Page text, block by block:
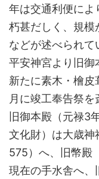
年は交通利便によ
朽甚だしく、規模
などが述べられて
平安神宮より旧御
新たに素木・檜皮
月に竣工奉告祭を
旧御本殿（元禄3
文化財）は大歳神
575）へ、旧幣殿
現在の手水舎へ、